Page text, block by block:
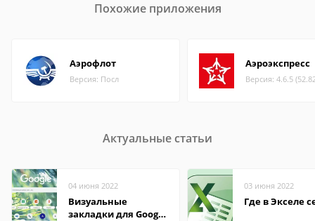
Похожие приложения
Аэрофлот
Версия: Посл
Аэроэкспресс
Версия: 4.6.5
Актуальные статьи
04 июня 2022
Визуальные
закладки для Google
03 июня 2022
Где в Экселе